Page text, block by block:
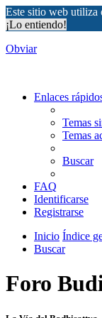
Este sitio web utiliza
¡Lo entiendo!
Obviar
Enlaces
Temas
Temas
Buscar
FAQ
Identificarse
Registrarse
Inicio Índice
Buscar
Foro